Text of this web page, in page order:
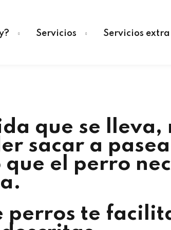
Servicios Servicios extra
que se lleva,
sacar a
el perro
te
Sign in
Don’t have an account?Sign up